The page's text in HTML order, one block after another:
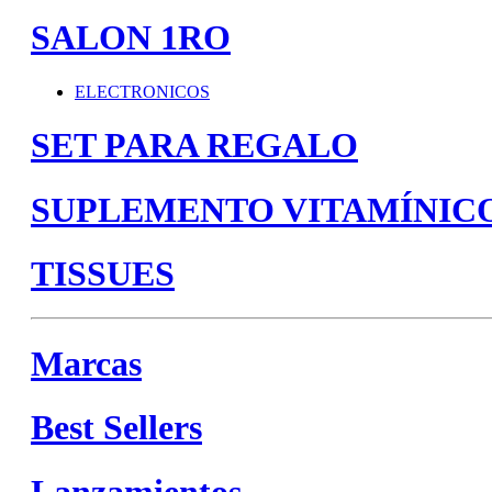
SALON 1RO
ELECTRONICOS
SET PARA REGALO
SUPLEMENTO
TISSUES
Marcas
Best Sellers